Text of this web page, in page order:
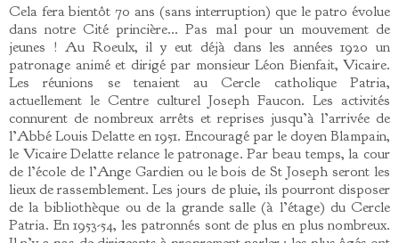
Cela fera bientôt 70 ans (sans interruption) que le patro évolue
dans notre Cité princière… Pas mal pour un mouvement de
jeunes ! Au Roeulx, il y eut déjà dans les années 1920 un
patronage animé et dirigé par monsieur Léon Bienfait, Vicaire.
Les réunions se tenaient au Cercle catholique Patria,
actuellement le Centre culturel Joseph Faucon. Les activités
connurent de nombreux arrêts et reprises jusqu’à l’arrivée de
l’Abbé Louis Delatte en 1951. Encouragé par le doyen Blampain,
le Vicaire Delatte relance le patronage. Par beau temps, la cour
de l’école de l’Ange Gardien ou le bois de St Joseph seront les
lieux de rassemblement. Les jours de pluie, ils pourront disposer
de la bibliothèque ou de la grande salle (à l’étage) du Cercle
Patria. En 1953-54, les patronnés sont de plus en plus nombreux.